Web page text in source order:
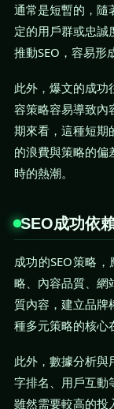
通常是短暫的，隨
定的用戶群或忠誠
推動SEO，容易形
此外，爆文的成功
容策略容易導致內
期來看，這種短期
的浪費與策略的偏
時的熱潮。
SEO成功依
成功的SEO策略
略、內容品質、網
質內容，建立品牌
種多元策略的核心
此外，數據分析與
字排名、用戶互動
雖然需要較高的投